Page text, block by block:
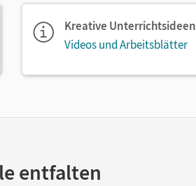
Kreative Unterrichtsideen
Videos und Arbeitsblätter
entfalten